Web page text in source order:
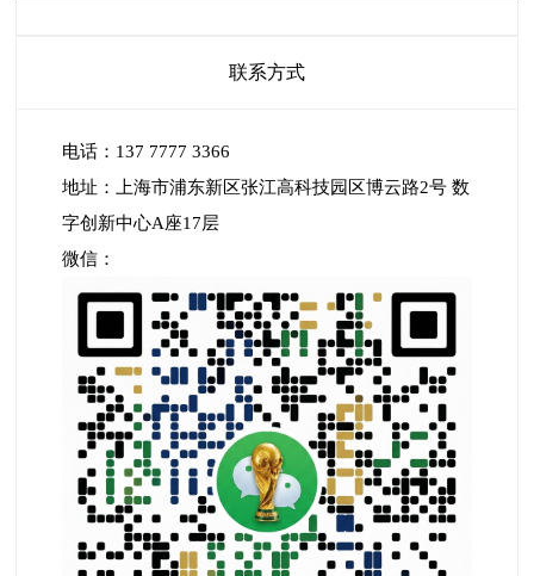
联系方式
电话：137 7777 3366
地址：上海市浦东新区张江高科技园区博云路2号 数
字创新中心A座17层
微信：